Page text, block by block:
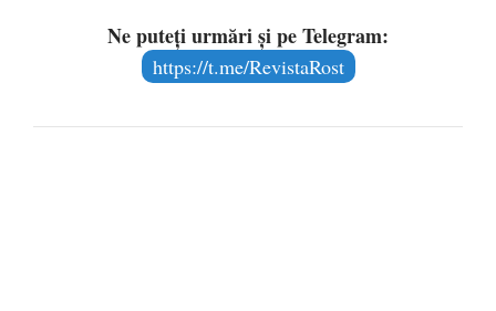
Ne puteți urmări și pe Telegram:
https://t.me/RevistaRost